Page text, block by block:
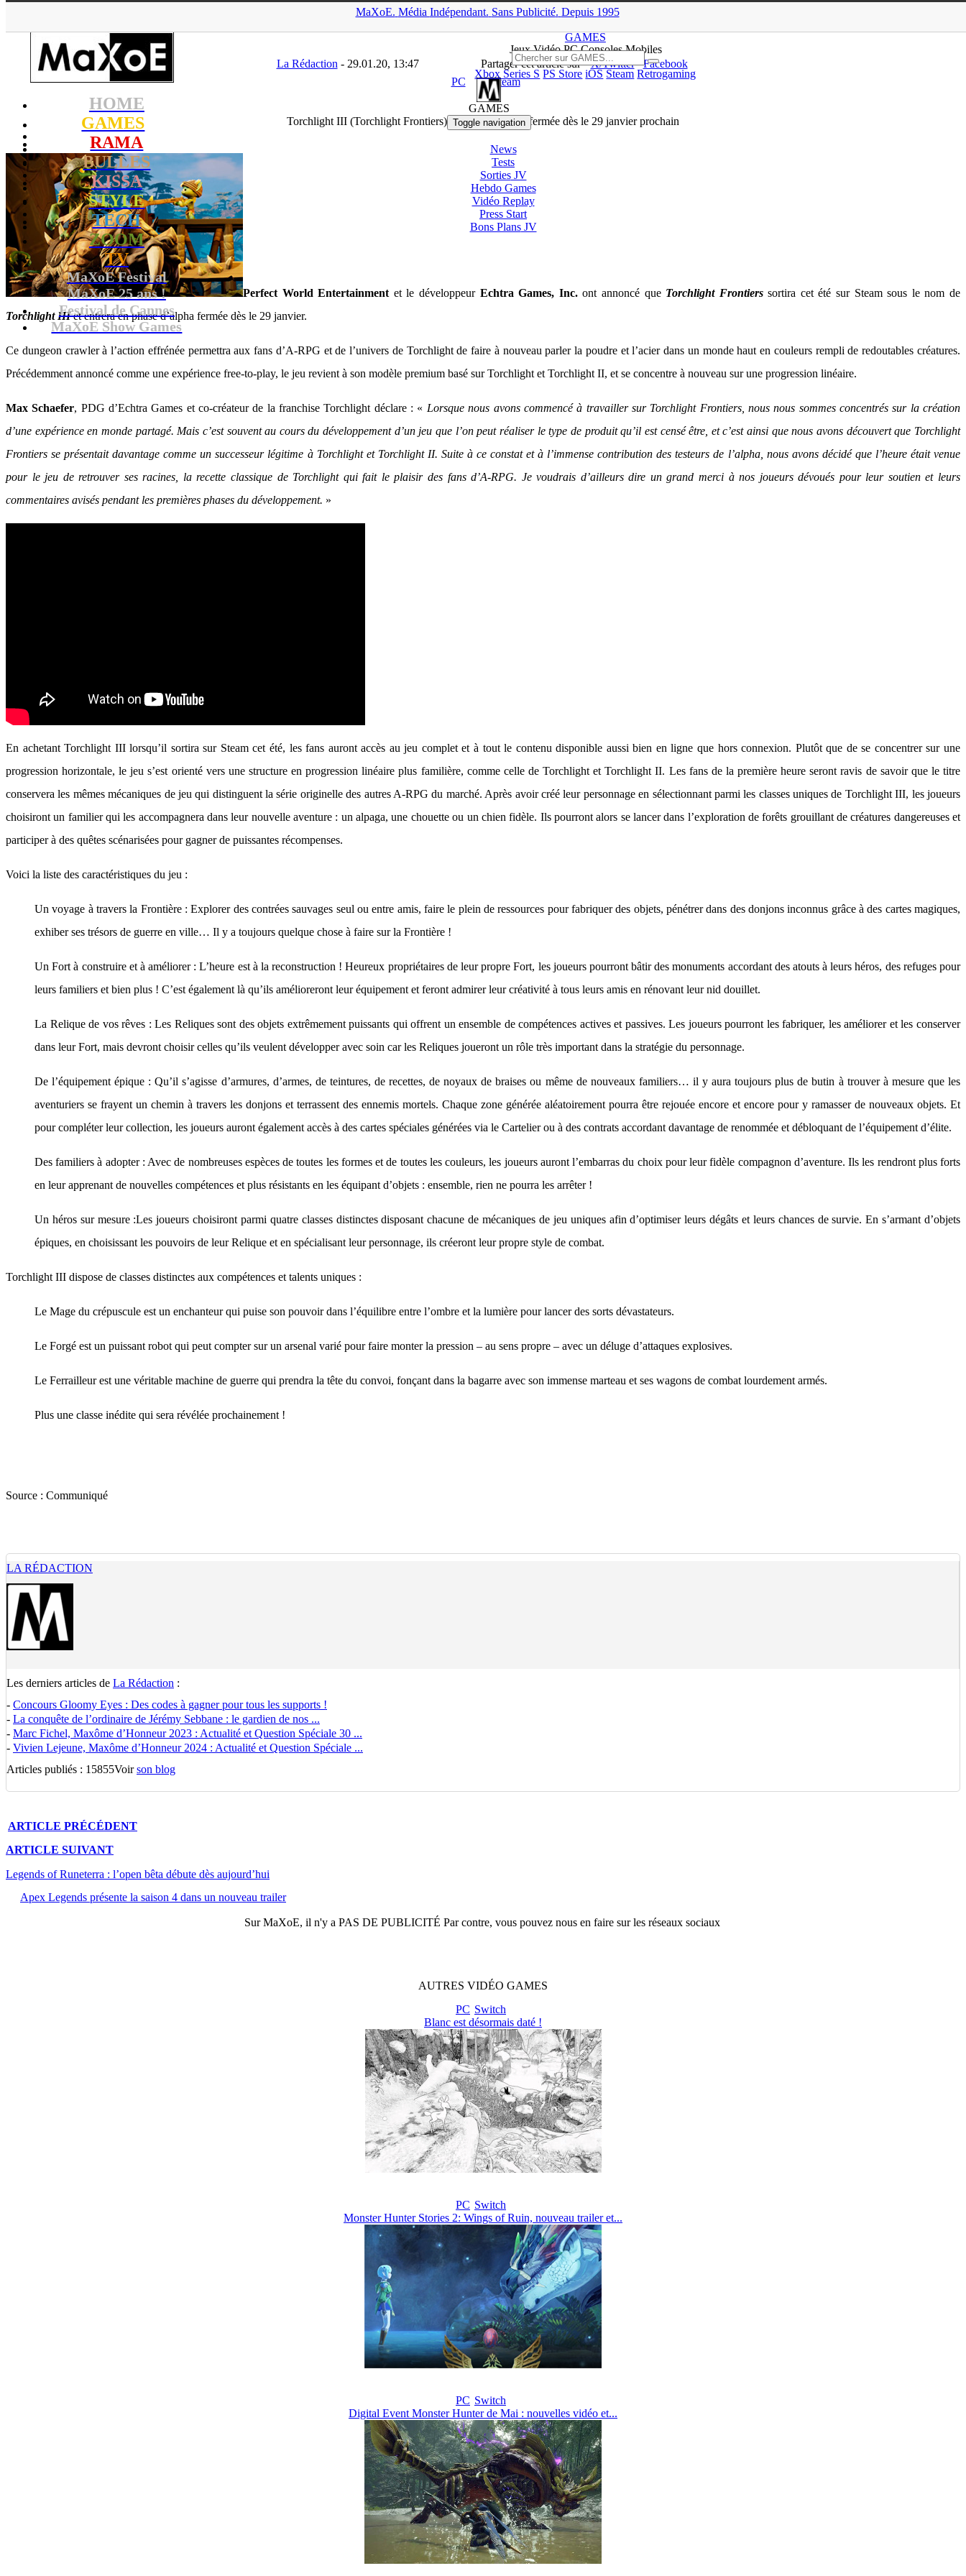
MaXoE. Média Indépendant. Sans Publicité. Depuis 1995
HOME
GAMES
RAMA
BULLES
KISSA
STYLE
TECH
ZOOM
TV
MaXoE Festival
MaXoE 25 ans !
Festival de Cannes
MaXoE Show Games
GAMES
JeuxVidéoPC Consoles Mobiles
Xbox Series S PS Store iOS Steam Retrogaming
GAMES
Toggle navigation
News
Tests
SortiesJV
Hebdo Games
Vidéo Replay
Press Start
Bons PlansJV
▲
La Rédaction - 29.01.20, 13:47 Partager cet article sur X/Twitter
Facebook
PC
Steam
Torchlight III (Torchlight Frontiers) en phase d’alpha fermée dès le 29 janvier prochain
Perfect World Entertainment et le développeur Echtra Games, Inc.ont annoncé que Torchlight Frontierssortira cet été sur Steam sous le nom de
Torchlight IIIet entrera en phase d’alpha fermée dès le 29 janvier.
Ce dungeon crawler à l’action effrénée permettra aux fans d’A-RPG et de l’univers de Torchlight de faire à nouveau parler la poudre et l’acier dans un monde haut en couleurs rempli de redoutables créatures.
Précédemment annoncé comme une expérience free-to-play, le jeu revient à son modèle premium basé sur Torchlight et Torchlight II, et se concentre à nouveau sur une progression linéaire.
Max Schaefer, PDG d’Echtra Games et co-créateur de la franchise Torchlight déclare : « Lorsque nous avons commencé à travailler sur Torchlight Frontiers, nous nous sommes concentrés sur la création
d’une expérience en monde partagé. Mais c’est souvent au cours du développement d’un jeu que l’on peut réaliser le type de produit qu’il est censé être, et c’est ainsi que nous avons découvert que Torchlight
Frontiers se présentait davantage comme un successeur légitime à Torchlight et Torchlight II. Suite à ce constat et à l’immense contribution des testeurs de l’alpha, nous avons décidé que l’heure était venue
pour le jeu de retrouver ses racines, la recette classique de Torchlight qui fait le plaisir des fans d’A-RPG. Je voudrais d’ailleurs dire un grand merci à nos joueurs dévoués pour leur soutien et leurs
commentaires avisés pendant les premières phases du développement. »
En achetant Torchlight III lorsqu’il sortira sur Steam cet été, les fans auront accès au jeu complet et à tout le contenu disponible aussi bien en ligne que hors connexion. Plutôt que de se concentrer sur une
progression horizontale, le jeu s’est orienté vers une structure en progression linéaire plus familière, comme celle de Torchlight et Torchlight II. Les fans de la première heure seront ravis de savoir que le titre
conservera les mêmes mécaniques de jeu qui distinguent la série originelle des autres A-RPG du marché. Après avoir créé leur personnage en sélectionnant parmi les classes uniques de Torchlight III, les joueurs
choisiront un familier qui les accompagnera dans leur nouvelle aventure : un alpaga, une chouette ou un chien fidèle. Ils pourront alors se lancer dans l’exploration de forêts grouillant de créatures dangereuses et
participer à des quêtes scénarisées pour gagner de puissantes récompenses.
Voici la liste des caractéristiques du jeu :
Un voyage à travers la Frontière : Explorer des contrées sauvages seul ou entre amis, faire le plein de ressources pour fabriquer des objets, pénétrer dans des donjons inconnus grâce à des cartes magiques,
exhiber ses trésors de guerre en ville… Il y a toujours quelque chose à faire sur la Frontière !
Un Fort à construire et à améliorer : L’heure est à la reconstruction ! Heureux propriétaires de leur propre Fort, les joueurs pourront bâtir des monuments accordant des atouts à leurs héros, des refuges pour
leurs familiers et bien plus ! C’est également là qu’ils amélioreront leur équipement et feront admirer leur créativité à tous leurs amis en rénovant leur nid douillet.
La Relique de vos rêves : Les Reliques sont des objets extrêmement puissants qui offrent un ensemble de compétences actives et passives. Les joueurs pourront les fabriquer, les améliorer et les conserver
dans leur Fort, mais devront choisir celles qu’ils veulent développer avec soin car les Reliques joueront un rôle très important dans la stratégie du personnage.
De l’équipement épique : Qu’il s’agisse d’armures, d’armes, de teintures, de recettes, de noyaux de braises ou même de nouveaux familiers… il y aura toujours plus de butin à trouver à mesure que les
aventuriers se frayent un chemin à travers les donjons et terrassent des ennemis mortels. Chaque zone générée aléatoirement pourra être rejouée encore et encore pour y ramasser de nouveaux objets. Et
pour compléter leur collection, les joueurs auront également accès à des cartes spéciales générées via le Cartelier ou à des contrats accordant davantage de renommée et débloquant de l’équipement d’élite.
Des familiers à adopter : Avec de nombreuses espèces de toutes les formes et de toutes les couleurs, les joueurs auront l’embarras du choix pour leur fidèle compagnon d’aventure. Ils les rendront plus forts
en leur apprenant de nouvelles compétences et plus résistants en les équipant d’objets : ensemble, rien ne pourra les arrêter !
Un héros sur mesure :Les joueurs choisiront parmi quatre classes distinctes disposant chacune de mécaniques de jeu uniques afin d’optimiser leurs dégâts et leurs chances de survie. En s’armant d’objets
épiques, en choisissant les pouvoirs de leur Relique et en spécialisant leur personnage, ils créeront leur propre style de combat.
Torchlight III dispose de classes distinctes aux compétences et talents uniques :
Le Mage du crépuscule est un enchanteur qui puise son pouvoir dans l’équilibre entre l’ombre et la lumière pour lancer des sorts dévastateurs.
Le Forgé est un puissant robot qui peut compter sur un arsenal varié pour faire monter la pression – au sens propre – avec un déluge d’attaques explosives.
Le Ferrailleur est une véritable machine de guerre qui prendra la tête du convoi, fonçant dans la bagarre avec son immense marteau et ses wagons de combat lourdement armés.
Plus une classe inédite qui sera révélée prochainement !
Source : Communiqué
LA RÉDACTION
Les derniers articles de La Rédaction :
- Concours Gloomy Eyes : Des codes à gagner pour tous les supports !
- La conquête de l’ordinaire de Jérémy Sebbane : le gardien de nos ...
- Marc Fichel, Maxôme d’Honneur 2023 : Actualité et Question Spéciale 30 ...
- Vivien Lejeune, Maxôme d’Honneur 2024 : Actualité et Question Spéciale ...
Articles publiés : 15855Voirson blog
ARTICLE PRÉCÉDENT
ARTICLE SUIVANT
Legends of Runeterra : l’open bêta débute dès aujourd’hui
Apex Legends présente la saison 4 dans un nouveau trailer
SurMaXoE, il n'y a PAS DE PUBLICITÉ Par contre, vous pouvez nous en faire sur les réseaux sociaux
AUTRES VIDÉO GAMES
PC Switch
Blanc est désormais daté !
PC Switch
Monster Hunter Stories 2: Wings of Ruin, nouveau trailer et...
PC Switch
Digital Event Monster Hunter de Mai : nouvelles vidéo et...